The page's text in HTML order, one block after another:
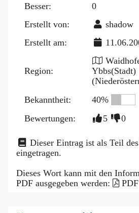
Besser:
0
Erstellt von:
shadow
Erstellt am:
Region:
Ybbs(Stadt)
Bekanntheit:
40%
Bewertungen:
5 0
Dieser Eintrag ist als Teil
eingetragen.
Dieses Wort kann mit den
PDF ausgegeben werden: